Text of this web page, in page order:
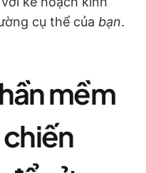
cụ thể của bạn.
mềm